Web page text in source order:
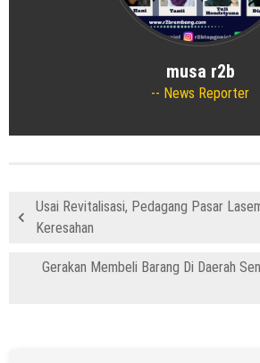
musa r2b
News Reporter
Usai Revitalisasi, Pedagang Pasar
Keresahan
Gerakan Membeli Barang Di Daerah